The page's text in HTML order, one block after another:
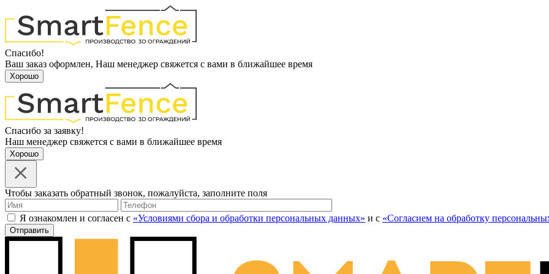
Спасибо!
Ваш заказ оформлен, Наш менеджер свяжется с вами в ближайшее время
Хорошо
Спасибо за заявку!
Наш менеджер свяжется с вами в ближайшее время
Хорошо
Чтобы заказать обратный звонок, пожалуйста, заполните поля
Я ознакомлен и согласен с «Условиями сбора и обработки персональных данных» и с «Согласием на обработку
Отправить